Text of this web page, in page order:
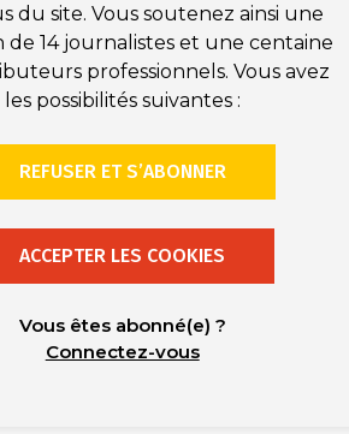
du site. Vous soutenez ainsi une
de 14 journalistes et une centaine
professionnels. Vous avez
les possibilités suivantes :
REFUSER ET S’ABONNER
ACCEPTER LES COOKIES
Vous êtes abonné(e) ?
Connectez-vous